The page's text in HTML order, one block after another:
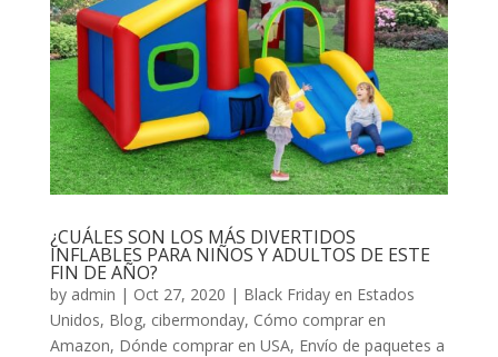
¿CUÁLES SON LOS MÁS DIVERTIDOS
INFLABLES PARA NIÑOS Y ADULTOS DE ESTE
FIN DE AÑO?
by admin | Oct 27, 2020 | Black Friday en Estados
Unidos, Blog, cibermonday, Cómo comprar en
Amazon, Dónde comprar en USA, Envío de paquetes a